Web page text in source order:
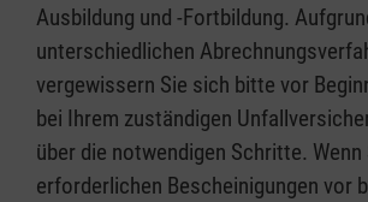
Ausbildung und -Fortbildung.
unterschiedlichen
vergewissern Sie sich bitte vor
bei Ihrem zuständigen
über die notwendigen Schritte. Wenn
erforderlichen Bescheinigungen vor